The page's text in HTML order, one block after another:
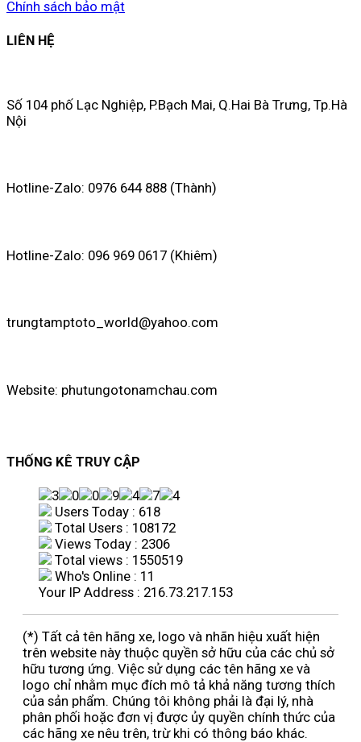
Chính sách bảo mật
LIÊN HỆ
Số 104 phố Lạc Nghiệp, P.Bạch Mai, Q.Hai Bà Trưng, Tp.Hà
Nội
Hotline-Zalo: 0976 644 888 (Thành)
Hotline-Zalo: 096 969 0617 (Khiêm)
trungtamptoto_world@yahoo.com
Website: phutungotonamchau.com
THỐNG KÊ TRUY CẬP
Users Today : 618
Total Users : 108172
Views Today : 2306
Total views : 1550519
Who's Online : 11
Your IP Address : 216.73.217.153
(*) Tất cả tên hãng xe, logo và nhãn hiệu xuất hiện
trên website này thuộc quyền sở hữu của các chủ sở
hữu tương ứng. Việc sử dụng các tên hãng xe và
logo chỉ nhằm mục đích mô tả khả năng tương thích
của sản phẩm. Chúng tôi không phải là đại lý, nhà
phân phối hoặc đơn vị được ủy quyền chính thức của
các hãng xe nêu trên, trừ khi có thông báo khác.